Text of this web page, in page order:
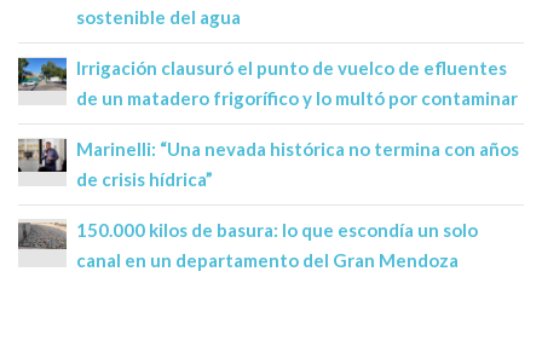
sostenible del agua
Irrigación clausuró el punto de vuelco de efluentes
de un matadero frigorífico y lo multó por contaminar
Marinelli: “Una nevada histórica no termina con años
de crisis hídrica”
150.000 kilos de basura: lo que escondía un solo
canal en un departamento del Gran Mendoza